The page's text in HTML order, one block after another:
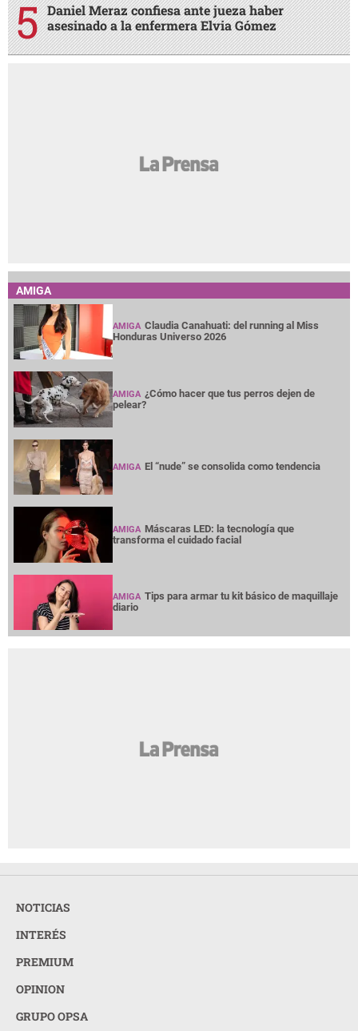
Daniel Meraz confiesa ante jueza haber
asesinado a la enfermera Elvia Gómez
AMIGA
AMIGA Claudia Canahuati: del running al Miss
Honduras Universo 2026
AMIGA ¿Cómo hacer que tus perros dejen de
pelear?
AMIGA El “nude” se consolida como tendencia
AMIGA Máscaras LED: la tecnología que
transforma el cuidado facial
AMIGA Tips para armar tu kit básico de maquillaje
diario
NOTICIAS
INTERÉS
PREMIUM
OPINION
GRUPO OPSA